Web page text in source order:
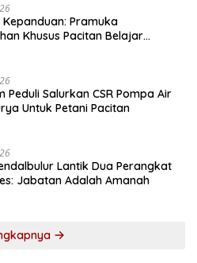
Pramuka
Khusus Pacitan Belajar
Peduli Salurkan CSR Pompa Air
Untuk Petani Pacitan
Lantik Dua Perangkat
Jabatan Adalah Amanah